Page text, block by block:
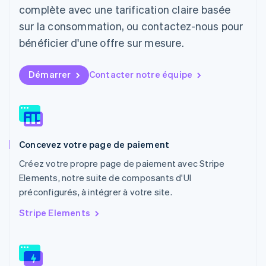
complète avec une tarification claire basée
sur la consommation, ou contactez-nous pour
bénéficier d'une offre sur mesure.
Démarrer Contacter notre équipe
Concevez votre page de paiement
Créez votre propre page de paiement avec Stripe
Elements, notre suite de composants d'UI
préconfigurés, à intégrer à votre site.
Stripe Elements
Luxembourg
Français
Malaisie
English简体中文
English
Mexique
English
Nouvelle-Zélande
Pays-Bas
NederlandsEnglish
Pologne
English
Portugal
Português English
République tchèque
English